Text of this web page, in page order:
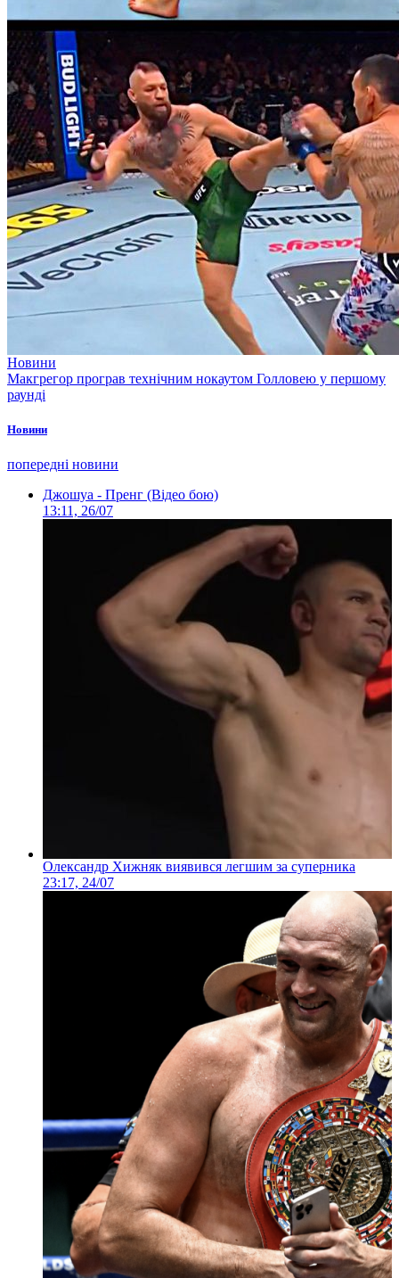
Новини
Макгрегор програв технічним нокаутом Голловею у першому
раунді
Новини
попередні новини
Джошуа - Пренг (Відео бою)
13:11, 26/07
Олександр Хижняк виявився легшим за суперника
23:17, 24/07